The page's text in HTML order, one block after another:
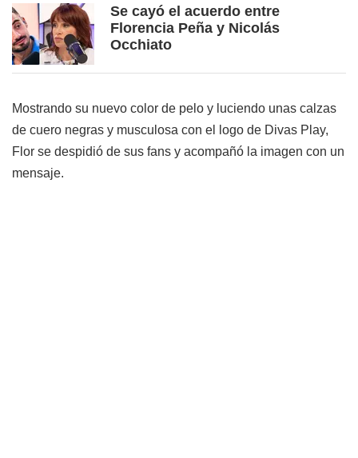
Se cayó el acuerdo entre
Florencia Peña y Nicolás
Occhiato
Mostrando su nuevo color de pelo y luciendo unas calzas
de cuero negras y musculosa con el logo de Divas Play,
Flor se despidió de sus fans y acompañó la imagen con un
mensaje.